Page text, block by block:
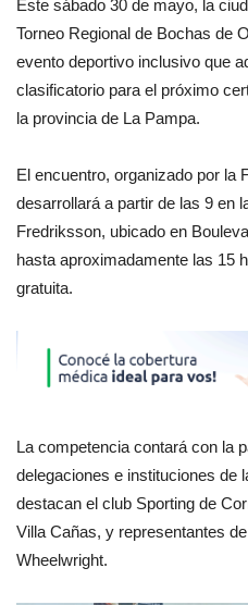
Este sábado 30 de mayo, la
Torneo Regional de Bochas de
evento deportivo inclusivo que
clasificatorio para el próximo
la provincia de La Pampa.
El encuentro, organizado por la
desarrollará a partir de las 9 en
Fredriksson, ubicado en
hasta aproximadamente las 15
gratuita.
La competencia contará con la
delegaciones e instituciones de
destacan el club Sporting de
Villa Cañas, y representantes
Wheelwright.